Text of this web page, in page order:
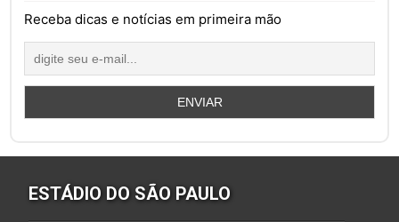
Receba dicas e notícias em primeira mão
ESTÁDIO DO SÃO PAULO